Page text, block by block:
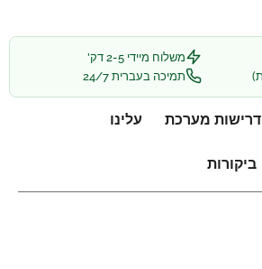
משלוח מיידי 2-5 דק'
תמיכה בעברית 24/7
דרישות מערכת עלינו
ביקורות